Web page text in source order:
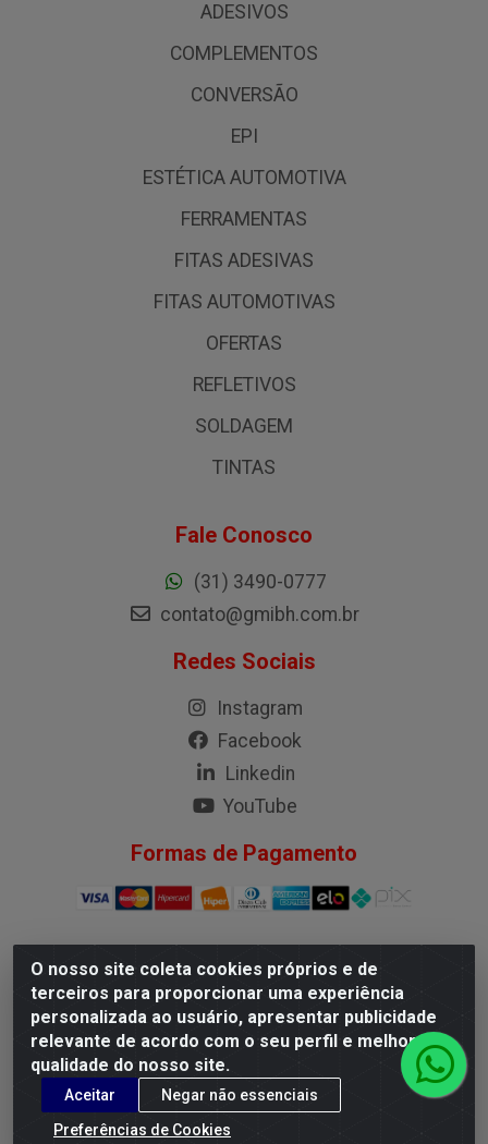
O nosso site coleta cookies próprios e de
terceiros para proporcionar uma experiência
personalizada ao usuário, apresentar publicidade
relevante de acordo com o seu perfil e melhorar a
qualidade do nosso site.
Aceitar
Negar não essenciais
Preferências de Cookies
ADESIVOS
COMPLEMENTOS
CONVERSÃO
EPI
ESTÉTICA AUTOMOTIVA
FERRAMENTAS
FITAS ADESIVAS
FITAS AUTOMOTIVAS
OFERTAS
REFLETIVOS
SOLDAGEM
TINTAS
Fale Conosco
(31) 3490-0777
contato@gmibh.com.br
Redes Sociais
Instagram
Facebook
Linkedin
YouTube
Formas de Pagamento
G.M.I. Distribuidora LTDA - Rua Conselheiro Pena, 50 - Santa
Branca, Belo Horizonte/MG - CEP 31.710-150 - CNPJ
04.098.359/0001-02